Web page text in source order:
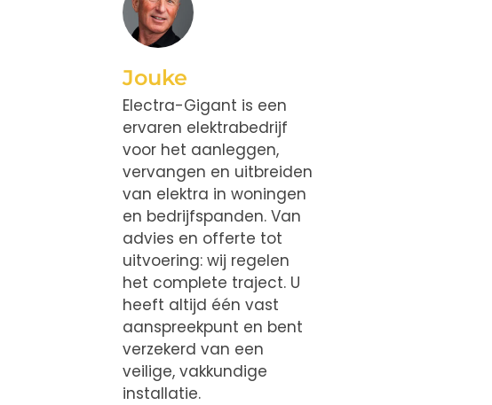
Jouke
Electra-Gigant is een
ervaren elektrabedrijf
voor het aanleggen,
vervangen en uitbreiden
van elektra in woningen
en bedrijfspanden. Van
advies en offerte tot
uitvoering: wij regelen
het complete traject. U
heeft altijd één vast
aanspreekpunt en bent
verzekerd van een
veilige, vakkundige
installatie.